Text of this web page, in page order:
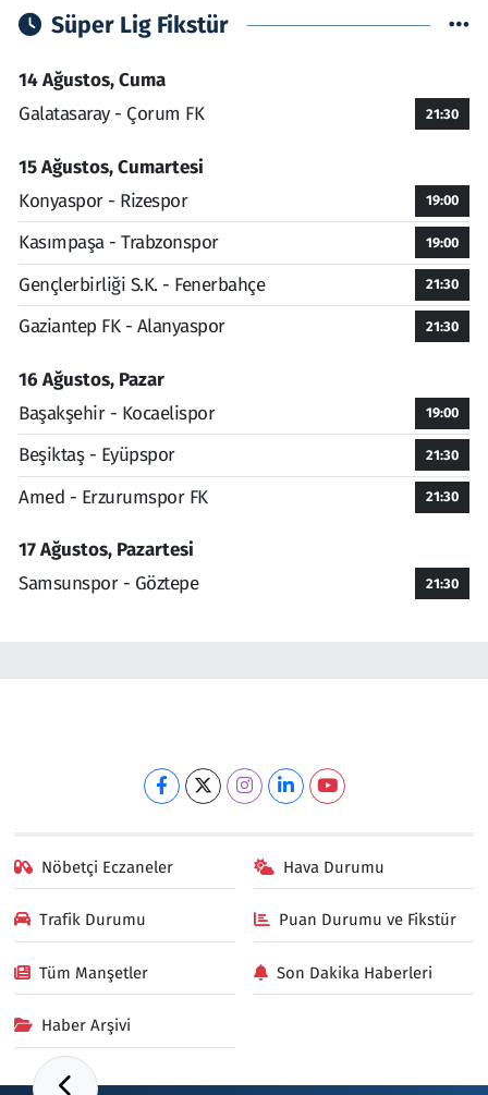
Süper Lig Fikstür
14 Ağustos, Cuma
Galatasaray - Çorum FK
21:30
15 Ağustos, Cumartesi
Konyaspor - Rizespor
19:00
Kasımpaşa - Trabzonspor 19:00
Gençlerbirliği S.K. - Fenerbahçe 21:30
Gaziantep FK - Alanyaspor 21:30
16 Ağustos, Pazar
Başakşehir - Kocaelispor
19:00
Beşiktaş - Eyüpspor 21:30
Amed - Erzurumspor FK 21:30
17 Ağustos, Pazartesi
Samsunspor - Göztepe
21:30
Nöbetçi Eczaneler Hava Durumu
Trafik Durumu Puan Durumu ve Fikstür
Tüm Manşetler Son Dakika Haberleri
Haber Arşivi